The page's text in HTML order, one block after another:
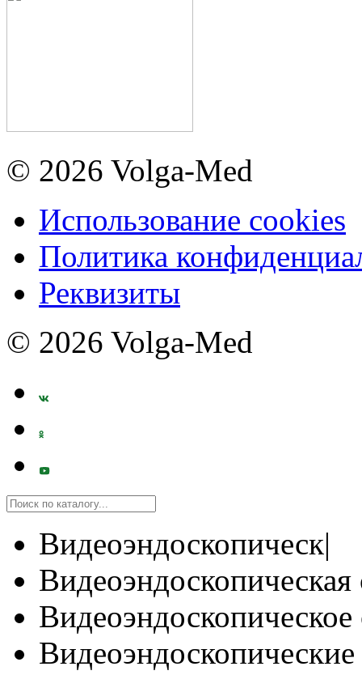
© 2026 Volga-Med
Использование cookies
Политика
Реквизиты
© 2026 Volga-Med
Видеоэндоскопическ|
Видеоэндоскопическая